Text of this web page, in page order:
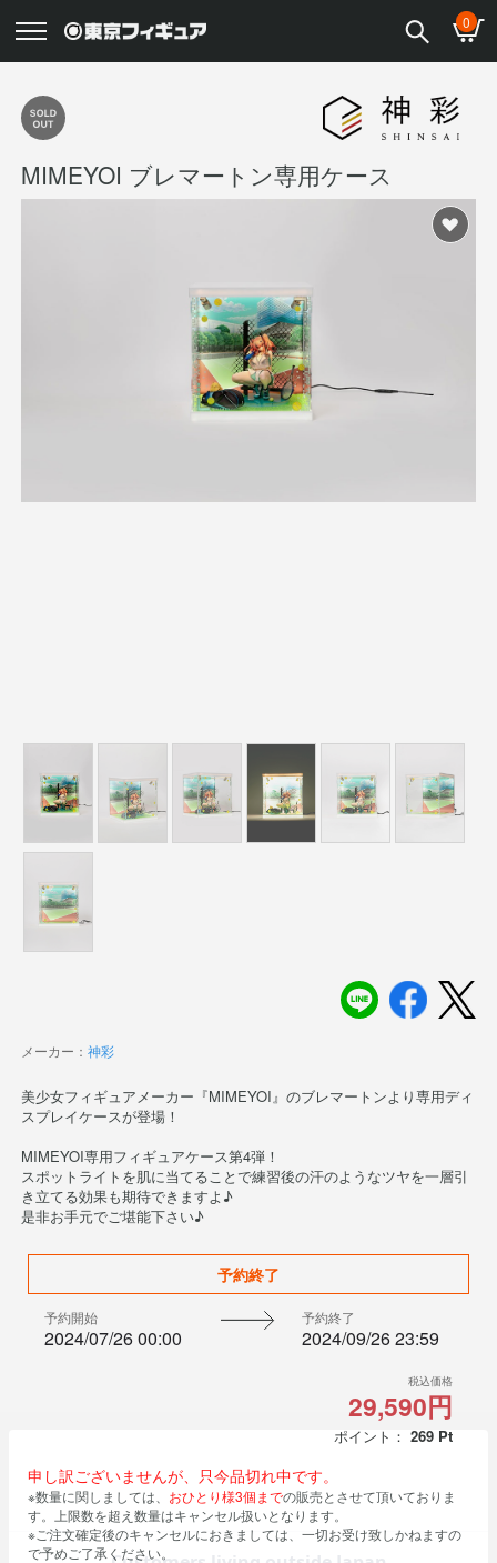
0
MIMEYOI ブレマートン専用ケース
メーカー： 神彩
美少女フィギュアメーカー『MIMEYOI』のブレマートンより専用ディ
スプレイケースが登場！
MIMEYOI専用フィギュアケース第4弾！
スポットライトを肌に当てることで練習後の汗のようなツヤを一層引
き立てる効果も期待できますよ♪
是非お手元でご堪能下さい♪
予約終了
予約開始
2024/07/26 00:00
予約終了
2024/09/26 23:59
税込価格
29,590円
ポイント： 269 Pt
申し訳ございませんが、只今品切れ中です。
※数量に関しましては、 おひとり様3個までの販売とさせて頂いておりま
す。上限数を超え数量はキャンセル扱いとなります。
※ご注文確定後のキャンセルにおきましては、一切お受け致しかねますの
で予めご了承ください。